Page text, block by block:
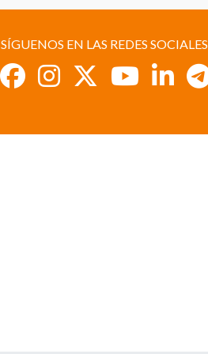
SÍGUENOS EN LAS REDES